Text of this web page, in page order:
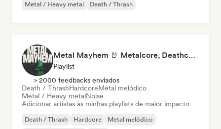
Metal / Heavy metal
Death / Thrash
Metal Mayhem 🤘 Metalcore, Deathcore & Progressive Metal
Playlist
> 2000 feedbacks enviados
Death / ThrashHardcoreMetal melódico
Metal / Heavy metalNoise
Adicionar artistas às minhas playlists de maior impacto
Death / Thrash Hardcore
Metal melódico